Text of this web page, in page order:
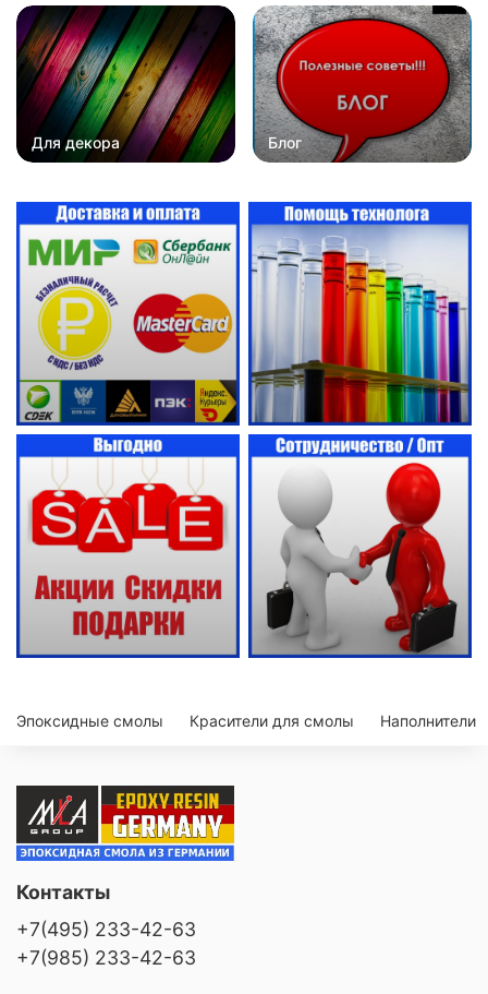
Для декора Блог
Эпоксидные смолы Красители для смолы Наполнители
Контакты
+7(495) 233-42-63
+7(985) 233-42-63